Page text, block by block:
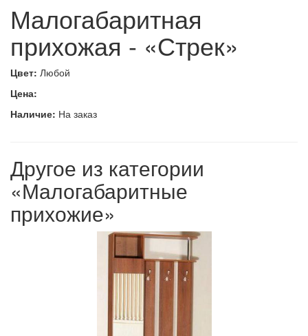
Малогабаритная
прихожая - «Стрек»
Цвет: Любой
Цена:
Наличие: На заказ
Другое из категории
«Малогабаритные
прихожие»